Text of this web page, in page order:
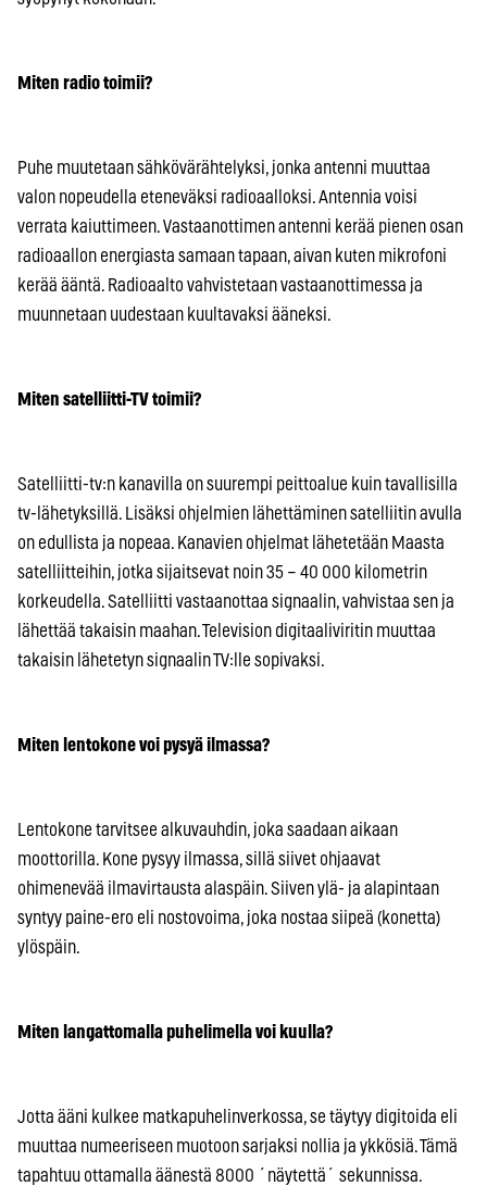
Miten radio toimii?
Puhe muutetaan sähkövärähtelyksi, jonka antenni muuttaa
valon nopeudella eteneväksi radioaalloksi. Antennia voisi
verrata kaiuttimeen. Vastaanottimen antenni kerää pienen osan
radioaallon energiasta samaan tapaan, aivan kuten mikrofoni
kerää ääntä. Radioaalto vahvistetaan vastaanottimessa ja
muunnetaan uudestaan kuultavaksi ääneksi.
Miten satelliitti-TV toimii?
Satelliitti-tv:n kanavilla on suurempi peittoalue kuin tavallisilla
tv-lähetyksillä. Lisäksi ohjelmien lähettäminen satelliitin avulla
on edullista ja nopeaa. Kanavien ohjelmat lähetetään Maasta
satelliitteihin, jotka sijaitsevat noin 35 – 40 000 kilometrin
korkeudella. Satelliitti vastaanottaa signaalin, vahvistaa sen ja
lähettää takaisin maahan. Television digitaaliviritin muuttaa
takaisin lähetetyn signaalin TV:lle sopivaksi.
Miten lentokone voi pysyä ilmassa?
Lentokone tarvitsee alkuvauhdin, joka saadaan aikaan
moottorilla. Kone pysyy ilmassa, sillä siivet ohjaavat
ohimenevää ilmavirtausta alaspäin. Siiven ylä- ja alapintaan
syntyy paine-ero eli nostovoima, joka nostaa siipeä (konetta)
ylöspäin.
Miten langattomalla puhelimella voi kuulla?
Jotta ääni kulkee matkapuhelinverkossa, se täytyy digitoida eli
muuttaa numeeriseen muotoon sarjaksi nollia ja ykkösiä. Tämä
tapahtuu ottamalla äänestä 8000 ´näytettä´ sekunnissa.